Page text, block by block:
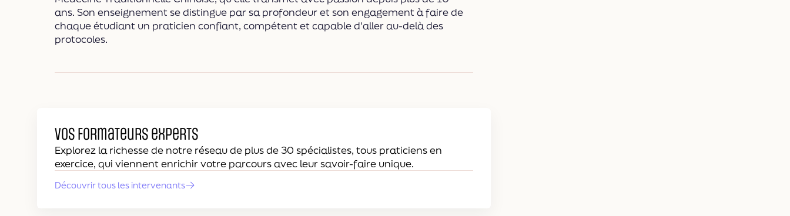
ans. Son enseignement se distingue par sa profondeur et son engagement à faire de
chaque étudiant un praticien confiant, compétent et capable d'aller au-delà des
protocoles.
Vos formateurs experts
Explorez la richesse de notre réseau de plus de 30 spécialistes, tous praticiens en
exercice, qui viennent enrichir votre parcours avec leur savoir-faire unique.
Découvrir tous les intervenants